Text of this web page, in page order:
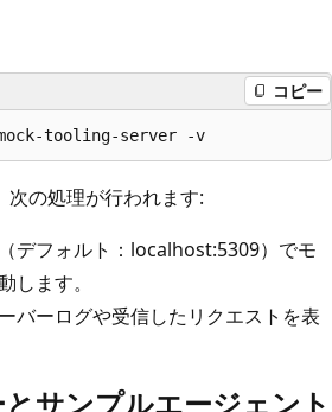
コピー
次の処理が行われます:
デフォルト：localhost:5309）でモ
します。
バーログや受信したリクエストを表
サンプルエージェント